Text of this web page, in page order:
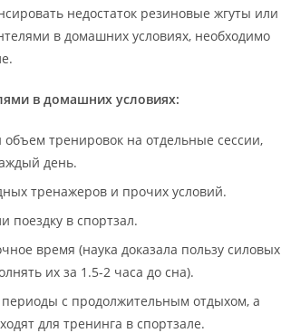
недостаток резиновые жгуты или
в домашних условиях, необходимо
в домашних условиях:
тренировок на отдельные сессии,
день.
тренажеров и прочих условий.
поездку в спортзал.
время (наука доказала пользу силовых
их за 1.5-2 часа до сна).
с продолжительным отдыхом, а
для тренинга в спортзале.